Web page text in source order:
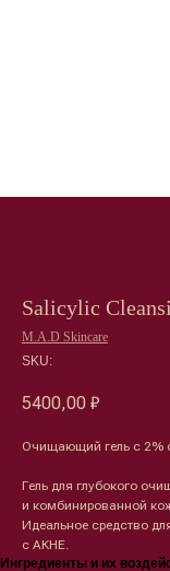
Salicylic
M.A.D Skincare
SKU:
5400,00 ₽
Очищающий гель с 2%
Гель для глубокого
и комбинированной
Идеальное средство
с АКНЕ.
Ингредиенты и их
Лицо